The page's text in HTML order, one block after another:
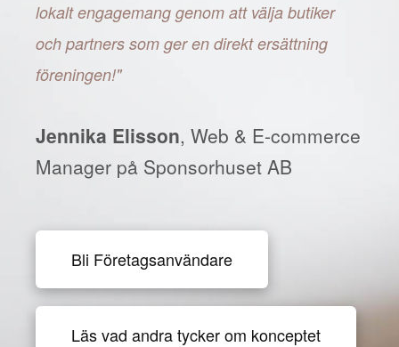
lokalt engagemang genom att välja butiker
och partners som ger en direkt ersättning
föreningen!"
Jennika Elisson, Web & E-commerce
Manager på Sponsorhuset AB
Bli Företagsanvändare
Läs vad andra tycker om konceptet